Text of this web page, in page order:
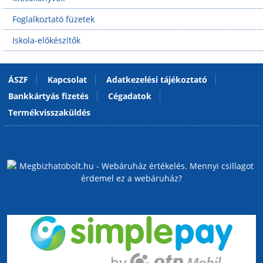
Foglalkoztató füzetek
Iskola-előkészítők
ÁSZF Kapcsolat
Adatkezelési tájékoztató
Bankkártyás fizetés
Cégadatok
Termékvisszaküldés